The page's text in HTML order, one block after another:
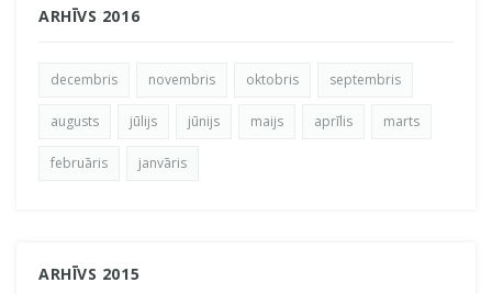
ARHĪVS 2016
decembris novembris oktobris septembris
augusts jūlijs jūnijs maijs aprīlis marts
februāris janvāris
ARHĪVS 2015